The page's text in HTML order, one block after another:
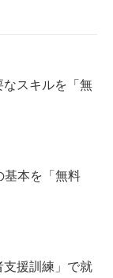
スキルを「無
基本を「無料
援訓練」で就